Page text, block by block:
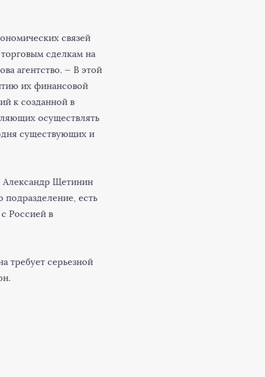
связей
сделкам на
агентство. — В этой
их финансовой
к созданной в
осуществлять
существующих и
Александр Щетинин
подразделение, есть
Россией в
требует серьезной